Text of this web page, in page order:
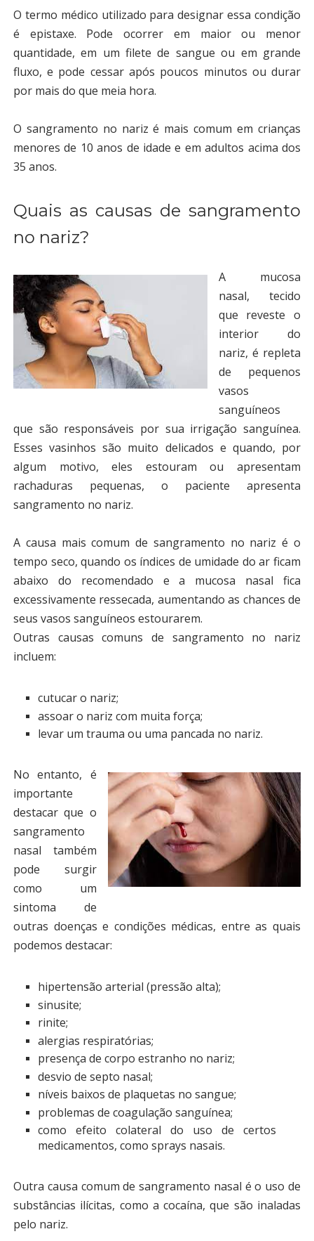
O termo médico utilizado para designar essa condição
é epistaxe. Pode ocorrer em maior ou menor
quantidade, em um filete de sangue ou em grande
fluxo, e pode cessar após poucos minutos ou durar
por mais do que meia hora.
O sangramento no nariz é mais comum em crianças
menores de 10 anos de idade e em adultos acima dos
35 anos.
Quais as causas de sangramento
no nariz?
A mucosa
nasal, tecido
que reveste o
interior do
nariz, é repleta
de pequenos
vasos
sanguíneos
que são responsáveis por sua irrigação sanguínea.
Esses vasinhos são muito delicados e quando, por
algum motivo, eles estouram ou apresentam
rachaduras pequenas, o paciente apresenta
sangramento no nariz.
A causa mais comum de sangramento no narizé o
tempo seco, quando os índices de umidade do ar ficam
abaixo do recomendado e a mucosa nasal fica
excessivamente ressecada, aumentando as chances de
seus vasos sanguíneos estourarem.
Outras causas comuns de sangramento no nariz
incluem:
cutucar o nariz;
assoar o nariz com muita força;
levar um trauma ou uma pancada no nariz.
No entanto, é
importante
destacar que o
sangramento
nasal também
pode surgir
como um
sintoma de
outras doenças e condições médicas, entre as quais
podemos destacar:
hipertensão arterial (pressão alta);
sinusite;
rinite;
alergias respiratórias;
presença de corpo estranho no nariz;
desvio de septo nasal;
níveis baixos de plaquetas no sangue;
problemas de coagulação sanguínea;
como efeito colateral do uso de certos
medicamentos, como sprays nasais.
Outra causa comum de sangramento nasal é o uso de
substâncias ilícitas, como a cocaína, que são inaladas
pelo nariz.